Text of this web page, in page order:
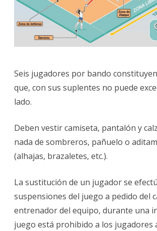
Seis jugadores por bando
que, con sus suplentes no puede
lado.
Deben vestir camiseta, pantalón y
nada de sombreros, pañuelo o
(alhajas, brazaletes, etc.).
La sustitución de un jugador se
suspensiones del juego a pedido del
entrenador del equipo, durante una
juego está prohibido a los jugadores